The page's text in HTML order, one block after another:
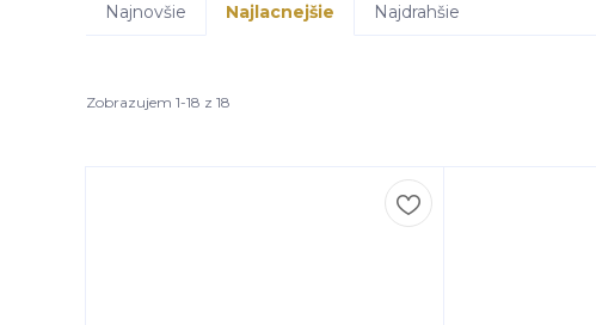
Najnovšie Najlacnejšie Najdrahšie
Zobrazujem 1-18 z 18